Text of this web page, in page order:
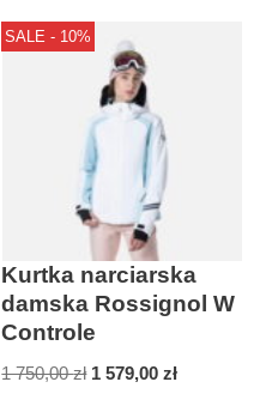
SALE - 10%
Kurtka narciarska
damska Rossignol W
Controle
1 750,00zł 1 579,00zł